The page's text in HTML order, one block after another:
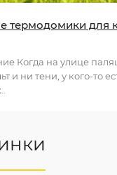
термодомики для
Когда на улице
и ни тени, у кого-то